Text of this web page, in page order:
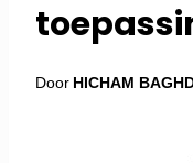
Door HICHAM